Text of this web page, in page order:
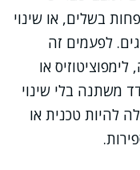
בשלים, או שינוי
לפעמים זה
או
משתנה בלי שינוי
להיות טכנית או